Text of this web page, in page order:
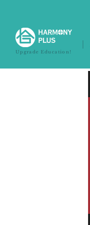
Upgrade Education!